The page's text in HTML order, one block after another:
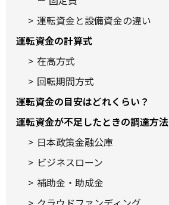
運転資金と設備資金の違い
運転資金の計算式
在高方式
回転期間方式
運転資金の目安はどれくらい？
運転資金が不足したときの調達方法
日本政策金融公庫
ビジネスローン
補助金・助成金